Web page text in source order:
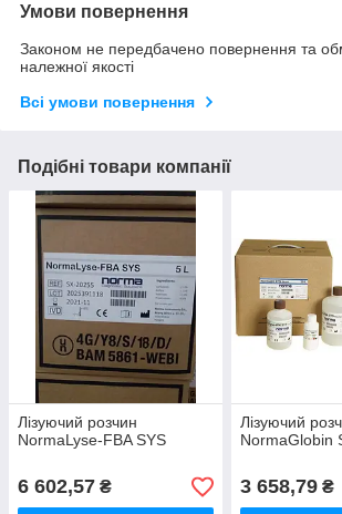
Умови повернення
Законом не передбачено повернення та
належної якості
Всі умови повернення
Подібні товари компанії
Лізуючий розчин
NormaLyse-FBA SYS
6 602,57 ₴
Лізуючий
NormaGlobin
3 658,79₴